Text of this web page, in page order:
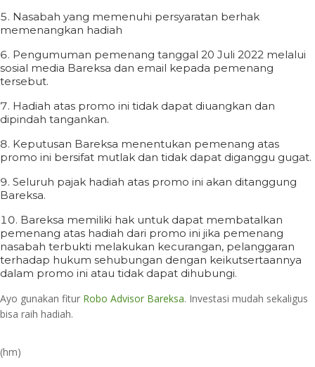
Nasabah yang memenuhi persyaratan berhak
memenangkan hadiah
Pengumuman pemenang tanggal 20 Juli 2022 melalui
sosial media Bareksa dan email kepada pemenang
tersebut.
Hadiah atas promo ini tidak dapat diuangkan dan
dipindah tangankan.
Keputusan Bareksa menentukan pemenang atas
promo ini bersifat mutlak dan tidak dapat diganggu gugat.
Seluruh pajak hadiah atas promo ini akan ditanggung
Bareksa.
Bareksa memiliki hak untuk dapat membatalkan
pemenang atas hadiah dari promo ini jika pemenang
nasabah terbukti melakukan kecurangan, pelanggaran
terhadap hukum sehubungan dengan keikutsertaannya
dalam promo ini atau tidak dapat dihubungi.
Ayo gunakan fitur Robo Advisor Bareksa. Investasi mudah sekaligus
bisa raih hadiah.
(hm)